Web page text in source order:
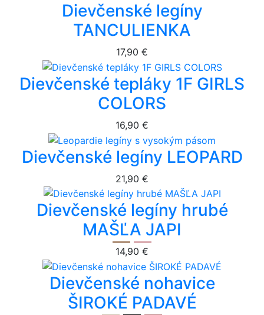
Dievčenské legíny
TANCULIENKA
17,90 €
Dievčenské tepláky 1F GIRLS
COLORS
16,90 €
Dievčenské legíny LEOPARD
21,90 €
Dievčenské legíny hrubé
MAŠĽA JAPI
14,90 €
Dievčenské nohavice
ŠIROKÉ PADAVÉ